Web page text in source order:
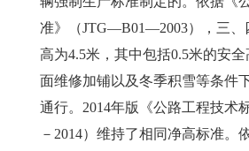
准》（JTG—B01—2003），三、
高为4.5米，其中包括0.5米的安
面维修加铺以及冬季积雪等条件
通行。2014年版《公路工程技术
－2014）维持了相同净高标准。